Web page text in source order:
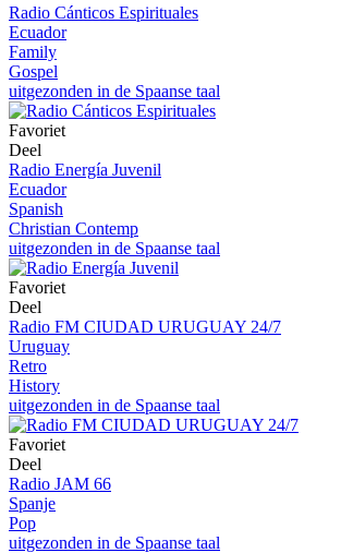
Radio Cánticos Espirituales
Ecuador
Family
Gospel
uitgezonden in de Spaanse taal
Favoriet
Deel
Radio Energía Juvenil
Ecuador
Spanish
Christian Contemp
uitgezonden in de Spaanse taal
Favoriet
Deel
Radio FM CIUDAD URUGUAY 24/7
Uruguay
Retro
History
uitgezonden in de Spaanse taal
Favoriet
Deel
Radio JAM 66
Spanje
Pop
uitgezonden in de Spaanse taal